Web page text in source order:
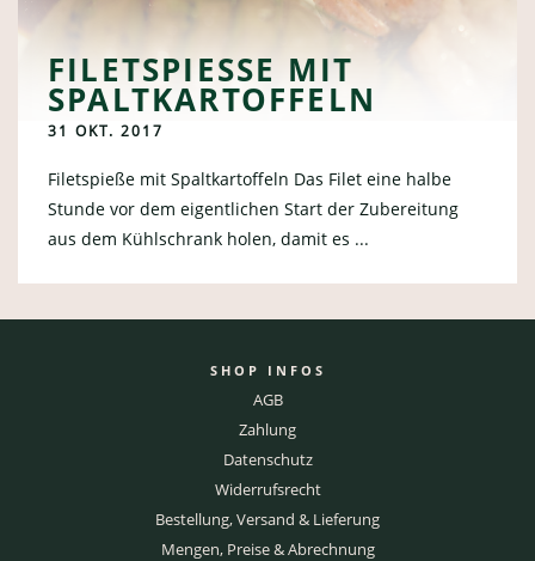
FILETSPIESSE MIT S
PALTKARTOFFELN
31 OKT. 2017
Filetspieße mit Spaltkartoffeln Das Filet eine halbe
Stunde vor dem eigentlichen Start der Zubereitung
aus dem Kühlschrank holen, damit es ...
SHOP INFOS
AGB
Zahlung
Datenschutz
Widerrufsrecht
Bestellung, Versand & Lieferung
Mengen, Preise & Abrechnung